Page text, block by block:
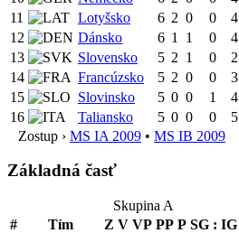
11
Lotyšsko 6 2 0 0 4
12
Dánsko 6 1 1 0 4
13
Slovensko 5 2 1 0 2
14
Francúzsko 5 2 0 0 3
15
Slovinsko 5 0 0 1 4
16
Taliansko 5 0 0 0 5
Zostup › MS IA 2009 • MS IB 2009
Základná časť
Skupina A
#
Tím Z V VP PP P SG : IG